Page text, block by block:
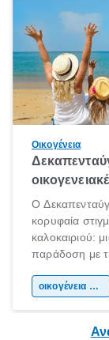
Οικογένεια
Ο
κορυφαία
καλοκαιριού:
παράδοση με
χώρας. Είτεοικογένεια & παιδί